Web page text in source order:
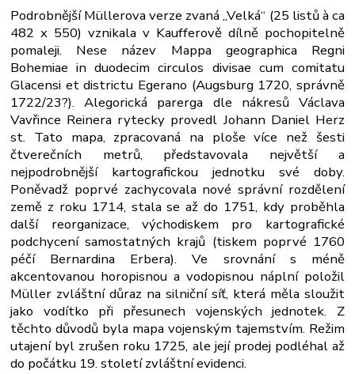
Podrobnější Müllerova verze zvaná „Velká“ (25 listů à ca
482 x 550) vznikala v Kaufferově dílně pochopitelně
pomaleji. Nese název Mappa geographica Regni
Bohemiae in duodecim circulos divisae cum comitatu
Glacensi et districtu Egerano (Augsburg 1720, správně
1722/23?). Alegorická parerga dle nákresů Václava
Vavřince Reinera rytecky provedl Johann Daniel Herz
st. Tato mapa, zpracovaná na ploše více než šesti
čtverečních metrů, představovala největší a
nejpodrobnější kartografickou jednotku své doby.
Poněvadž poprvé zachycovala nové správní rozdělení
země z roku 1714, stala se až do 1751, kdy proběhla
další reorganizace, východiskem pro kartografické
podchycení samostatných krajů (tiskem poprvé 1760
péčí Bernardina Erbera). Ve srovnání s méně
akcentovanou horopisnou a vodopisnou náplní položil
Müller zvláštní důraz na silniční síť, která měla sloužit
jako vodítko při přesunech vojenských jednotek. Z
těchto důvodů byla mapa vojenským tajemstvím. Režim
utajení byl zrušen roku 1725, ale její prodej podléhal až
do počátku 19. století zvláštní evidenci.